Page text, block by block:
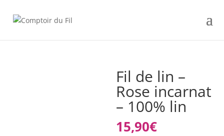
Fil de lin –
Rose incarnat
– 100% lin
15,90€